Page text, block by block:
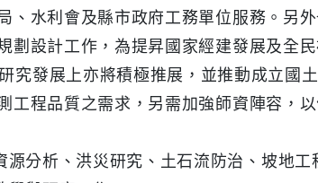
、水利會及縣市政府工務單位服務。另
設計工作，為提昇國家經建發展及全
究發展上亦將積極推展，並推動成立國
工程品質之需求，另需加強師資陣容，
分析、洪災研究、土石流防治、坡地